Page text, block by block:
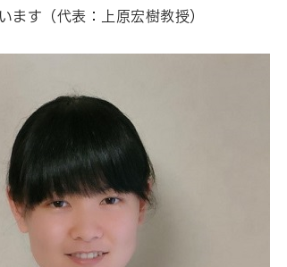
ます（代表：上原宏樹教授）